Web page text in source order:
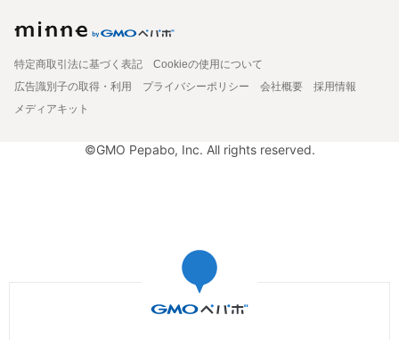
特定商取引法に基づく表記
Cookieの使用について
広告識別子の取得・利用
プライバシーポリシー 会社概要
採用情報
メディアキット
©GMO Pepabo, Inc. All rights reserved.